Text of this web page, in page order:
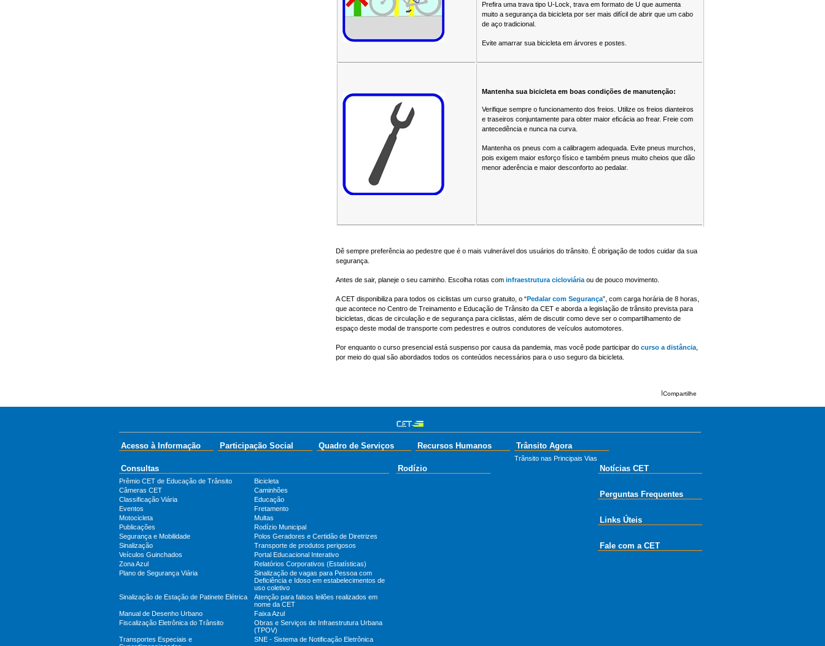
Prefira uma trava tipo U-Lock, trava em formato de U que aumenta
muito a segurança da bicicleta por ser mais difícil de abrir que um cabo
de aço tradicional.
Evite amarrar sua bicicleta em árvores e postes.
Mantenha sua bicicleta em boas condições de manutenção:
Verifique sempre o funcionamento dos freios. Utilize os freios dianteiros
e traseiros conjuntamente para obter maior eficácia ao frear. Freie com
antecedência e nunca na curva.
Mantenha os pneus com a calibragem adequada. Evite pneus murchos,
pois exigem maior esforço físico e também pneus muito cheios que dão
menor aderência e maior desconforto ao pedalar.
Dê sempre preferência ao pedestre que é o mais vulnerável dos usuários do trânsito. É obrigação de todos cuidar da sua
segurança.
Antes de sair, planeje o seu caminho. Escolha rotas com infraestrutura cicloviáriaou de pouco movimento.
A CET disponibiliza para todos os ciclistas um curso gratuito, o “Pedalar com Segurança”, com carga horária de 8 horas,
que acontece no Centro de Treinamento e Educação de Trânsito da CET e aborda a legislação de trânsito prevista para
bicicletas, dicas de circulação e de segurança para ciclistas, além de discutir como deve ser o compartilhamento de
espaço deste modal de transporte com pedestres e outros condutores de veículos automotores.
Por enquanto o curso presencial está suspenso por causa da pandemia, mas você pode participar do curso a distância,
por meio do qual são abordados todos os conteúdos necessários para o uso seguro da bicicleta.
Compartilhe
|
Acesso à Informação Participação Social Quadro de Serviços Recursos Humanos Trânsito Agora
Trânsito nas Principais Vias
Consultas
Prêmio CET de Educação de Trânsito
Bicicleta
Câmeras CET
Caminhões
Classificação Viária
Educação
Eventos
Fretamento
Motocicleta
Multas
Publicações
Rodízio Municipal
Segurança e Mobilidade
Polos Geradores e Certidão de Diretrizes
Sinalização
Transporte de produtos perigosos
Veículos Guinchados
Portal Educacional Interativo
Zona Azul
Relatórios Corporativos (Estatísticas)
Plano de Segurança Viária
Sinalização de vagas para Pessoa com
Deficiência e Idoso em estabelecimentos de
uso coletivo
Sinalização de Estação de Patinete Elétrica
Atenção para falsos leilões realizados em
nome da CET
Manual de Desenho Urbano
Faixa Azul
Fiscalização Eletrônica do Trânsito
Obras e Serviços de Infraestrutura Urbana
(TPOV)
Transportes Especiais e
SNE - Sistema de Notificação Eletrônica
Rodízio Notícias CET
Perguntas Frequentes
Links Úteis
Fale com a CET